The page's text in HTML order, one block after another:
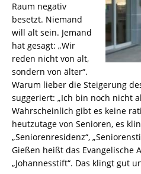
Raum negativ
besetzt. Niemand
will alt sein. Jemand
hat gesagt: „Wir
reden nicht von alt,
sondern von älter“.
Warum lieber die Steigerung
suggeriert: „Ich bin noch nicht
Wahrscheinlich gibt es keine
heutzutage von Senioren, es
„Seniorenresidenz“,
Gießen heißt das Evangelische
„Johannesstift“. Das klingt gut